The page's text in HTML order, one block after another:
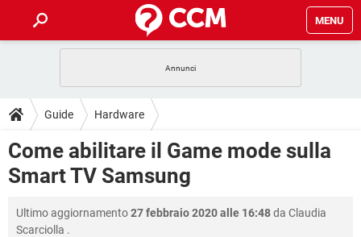
MENU
INTRATTENIMENTO
iOS WINDOWS 10
INSTAGRAM
HARDWARE
GUIDE
COVID-19
INTRATTENIMENTO ANDROID
INSTAGRAM WHATSAPP
DOWNLOAD
COVID-19
iOS
FORUM
COVID-19 GAMING
GLOSSARIO
Guide Hardware
Come abilitare il Game mode sulla
Smart TV Samsung
Ultimo aggiornamento27 febbraio 2020 alle 16:48da Claudia
Scarciolla .